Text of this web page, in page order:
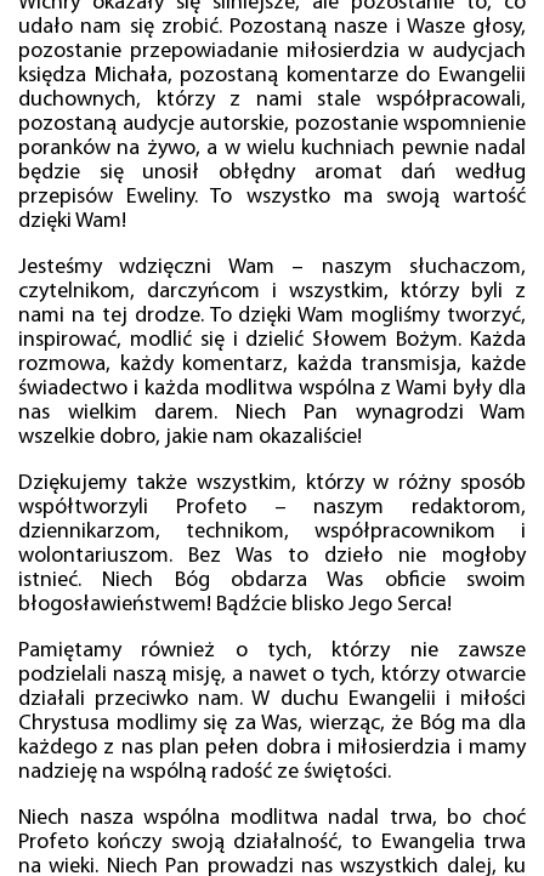
udało nam się zrobić. Pozostaną nasze i Wasze głosy,
pozostanie przepowiadanie miłosierdzia w audycjach
księdza Michała, pozostaną komentarze do Ewangelii
duchownych, którzy z nami stale współpracowali,
pozostaną audycje autorskie, pozostanie wspomnienie
poranków na żywo, a w wielu kuchniach pewnie nadal
będzie się unosił obłędny aromat dań według
przepisów Eweliny. To wszystko ma swoją wartość
dzięki Wam!
Jesteśmy wdzięczni Wam – naszym słuchaczom,
czytelnikom, darczyńcom i wszystkim, którzy byli z
nami na tej drodze. To dzięki Wam mogliśmy tworzyć,
inspirować, modlić się i dzielić Słowem Bożym. Każda
rozmowa, każdy komentarz, każda transmisja, każde
świadectwo i każda modlitwa wspólna z Wami były dla
nas wielkim darem. Niech Pan wynagrodzi Wam
wszelkie dobro, jakie nam okazaliście!
Dziękujemy także wszystkim, którzy w różny sposób
współtworzyli Profeto – naszym redaktorom,
dziennikarzom, technikom, współpracownikom i
wolontariuszom. Bez Was to dzieło nie mogłoby
istnieć. Niech Bóg obdarza Was obficie swoim
błogosławieństwem! Bądźcie blisko Jego Serca!
Pamiętamy również o tych, którzy nie zawsze
podzielali naszą misję, a nawet o tych, którzy otwarcie
działali przeciwko nam. W duchu Ewangelii i miłości
Chrystusa modlimy się za Was, wierząc, że Bóg ma dla
każdego z nas plan pełen dobra i miłosierdzia i mamy
nadzieję na wspólną radość ze świętości.
Niech nasza wspólna modlitwa nadal trwa, bo choć
Profeto kończy swoją działalność, to Ewangelia trwa
na wieki. Niech Pan prowadzi nas wszystkich dalej, ku